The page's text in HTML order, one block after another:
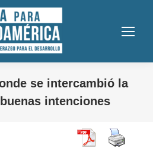
se intercambió la
intenciones